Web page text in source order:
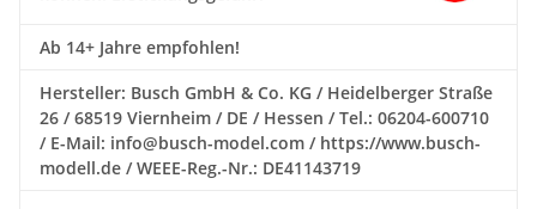
Ab 14+ Jahre empfohlen!
Hersteller: Busch GmbH & Co. KG / Heidelberger Straße
26 / 68519 Viernheim / DE / Hessen / Tel.: 06204-600710
/ E-Mail: info@busch-model.com / https://www.busch-
modell.de / WEEE-Reg.-Nr.: DE41143719